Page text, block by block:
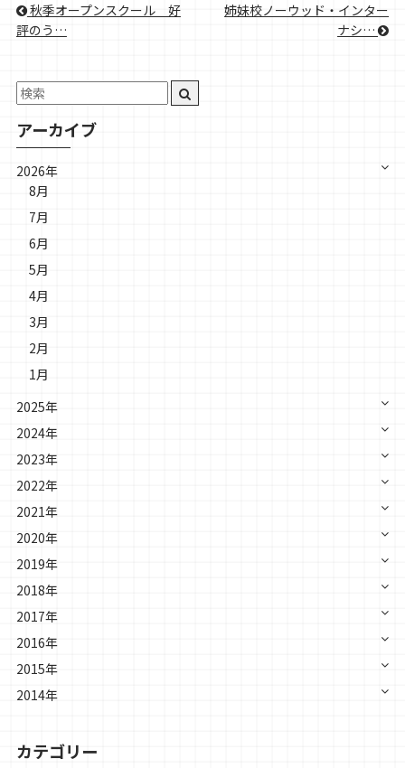
秋季オープンスクール＿好
評のう…
姉妹校ノーウッド・インター
ナシ…
アーカイブ
2026年
8月
7月
6月
5月
4月
3月
2月
1月
2025年
2024年
2023年
2022年
2021年
2020年
2019年
2018年
2017年
2016年
2015年
2014年
カテゴリー